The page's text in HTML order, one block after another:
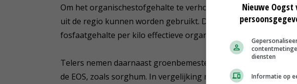
Om het organischestofgehalte te verhogen, wordt vooral
uit de regio kunnen worden gebruikt. De kwaliteit daarvan
fosfaatgehalte per kilo effectieve organische stof.
Telers nemen daarnaast groenbemesters in het bouwplan op
de EOS, zoals sorghum. In vergelijking met bijvoorbeeld
Nieuwe
diensten
Informatie op